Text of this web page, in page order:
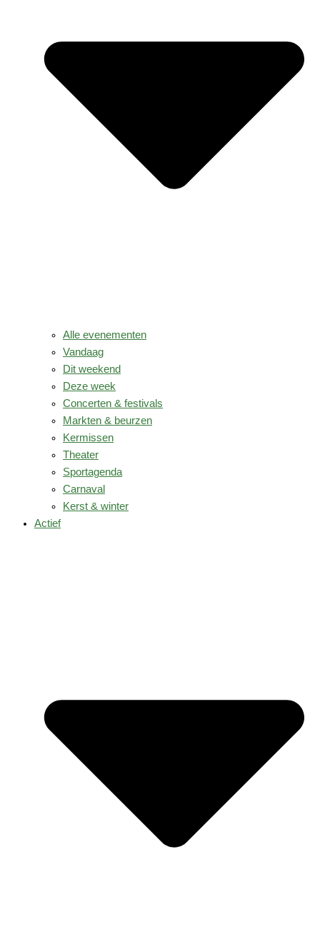
Alle evenementen
Vandaag
Dit weekend
Deze week
Concerten & festivals
Markten & beurzen
Kermissen
Theater
Sportagenda
Carnaval
Kerst & winter
Actief